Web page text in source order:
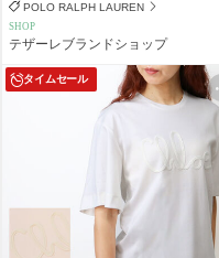
POLO RALPH LAUREN
SHOP
テザーレブランドショップ
タイムセール